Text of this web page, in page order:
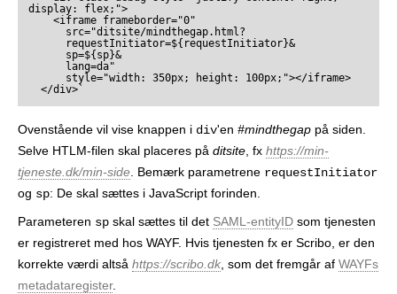
display: flex;">
Ovenstående vil vise knappen i div'en #mindthegap på siden.
Selve HTLM-filen skal placeres på ditsite , fx https://min-
tjeneste.dk/min-side . Bemærk parametrene requestInitiator
og sp: De skal sættes i JavaScript forinden.
Parameteren sp skal sættes til det SAML-entityID som tjenesten
er registreret med hos WAYF. Hvis tjenesten fx er Scribo, er den
korrekte værdi altså https://scribo.dk, som det fremgår af WAYFs
metadataregister.